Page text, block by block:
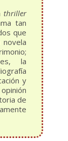
thriller
tan
que
la
y
de